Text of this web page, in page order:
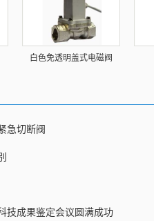
白色免透明盖式电磁阀
急切断阀
技成果鉴定会议圆满成功